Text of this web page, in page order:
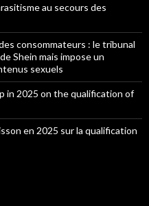
au secours des
consommateurs : le tribunal
Shein mais impose un
sexuels
in 2025 on the qualification of
en 2025 sur la qualification